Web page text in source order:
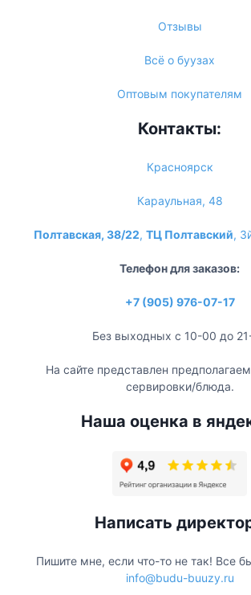
Отзывы
Всё о буузах
Оптовым покупателям
Контакты:
Красноярск
Караульная, 48
Полтавская, 38/22, ТЦ Полтавский,
Телефон для заказов:
+7 (905) 976-07-17
Без выходных с 10-00 до
На сайте представлен
сервировки/блюда.
Наша оценка в
Написать
Пишите мне, если что-то не так! Все
info@budu-buuzy.ru